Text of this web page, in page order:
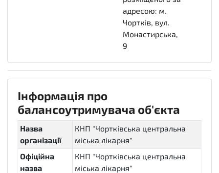
адресою: м.
Чортків, вул.
Монастирська,
9
Інформація про
балансоутримувача об'єкта
Назва
організації
КНП "Чортківська центральна
міська лікарня"
Офіційна
назва
КНП "Чортківська центральна
міська лікарня"